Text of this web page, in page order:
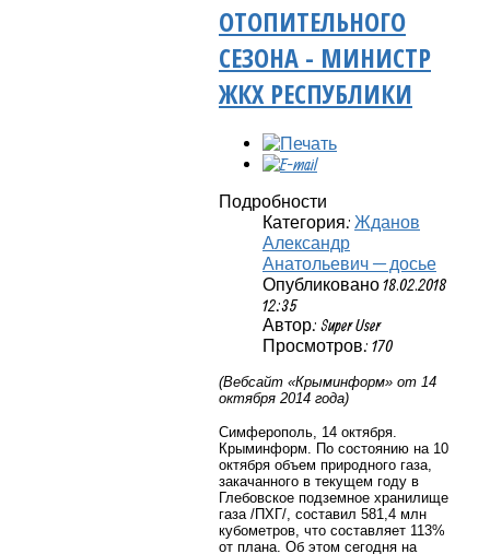
ОТОПИТЕЛЬНОГО
СЕЗОНА - МИНИСТР
ЖКХ РЕСПУБЛИКИ
Подробности
Категория: Жданов
Александр
Анатольевич — досье
Опубликовано 18.02.2018
12:35
Автор: Super User
Просмотров: 170
(Вебсайт «Крыминформ» от 14
октября 2014 года)
Симферополь, 14 октября.
Крыминформ. По состоянию на 10
октября объем природного газа,
закачанного в текущем году в
Глебовское подземное хранилище
газа /ПХГ/, составил 581,4 млн
кубометров, что составляет 113%
от плана. Об этом сегодня на